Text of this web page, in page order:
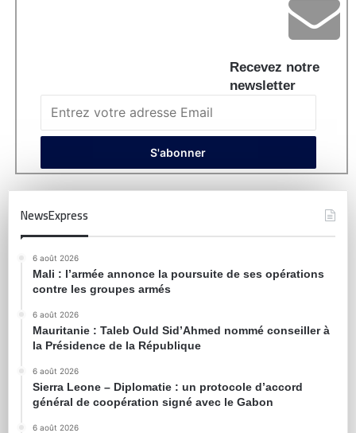
Recevez notre
newsletter
NewsExpress
6 août 2026
Mali : l’armée annonce la poursuite de ses opérations
contre les groupes armés
6 août 2026
Mauritanie : Taleb Ould Sid’Ahmed nommé conseiller à
la Présidence de la République
6 août 2026
Sierra Leone – Diplomatie : un protocole d’accord
général de coopération signé avec le Gabon
6 août 2026